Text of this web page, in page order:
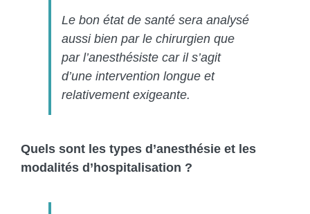
Le bon état de santé sera analysé
aussi bien par le chirurgien que
par l’anesthésiste car il s’agit
d’une intervention longue et
relativement exigeante.
Quels sont les types d’anesthésie et les
modalités d’hospitalisation ?